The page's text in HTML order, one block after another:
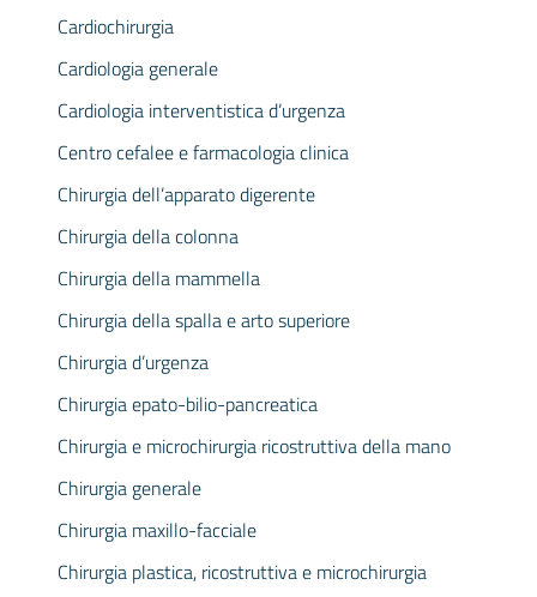
Cardiochirurgia
Cardiologia generale
Cardiologia interventistica d’urgenza
Centro cefalee e farmacologia clinica
Chirurgia dell’apparato digerente
Chirurgia della colonna
Chirurgia della mammella
Chirurgia della spalla e arto superiore
Chirurgia d’urgenza
Chirurgia epato-bilio-pancreatica
Chirurgia e microchirurgia ricostruttiva della mano
Chirurgia generale
Chirurgia maxillo-facciale
Chirurgia plastica, ricostruttiva e microchirurgia